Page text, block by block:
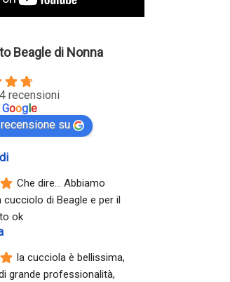
Beagle di Nonna
recensioni
Goog le
su
Che dire... Abbiamo
di Beagle e per il
ok
la cucciola è bellissima,
grande professionalità,